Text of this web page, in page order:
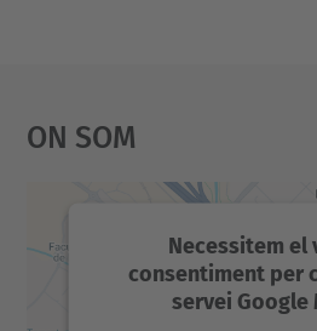
On Som
Necessitem el
consentiment per
servei Google